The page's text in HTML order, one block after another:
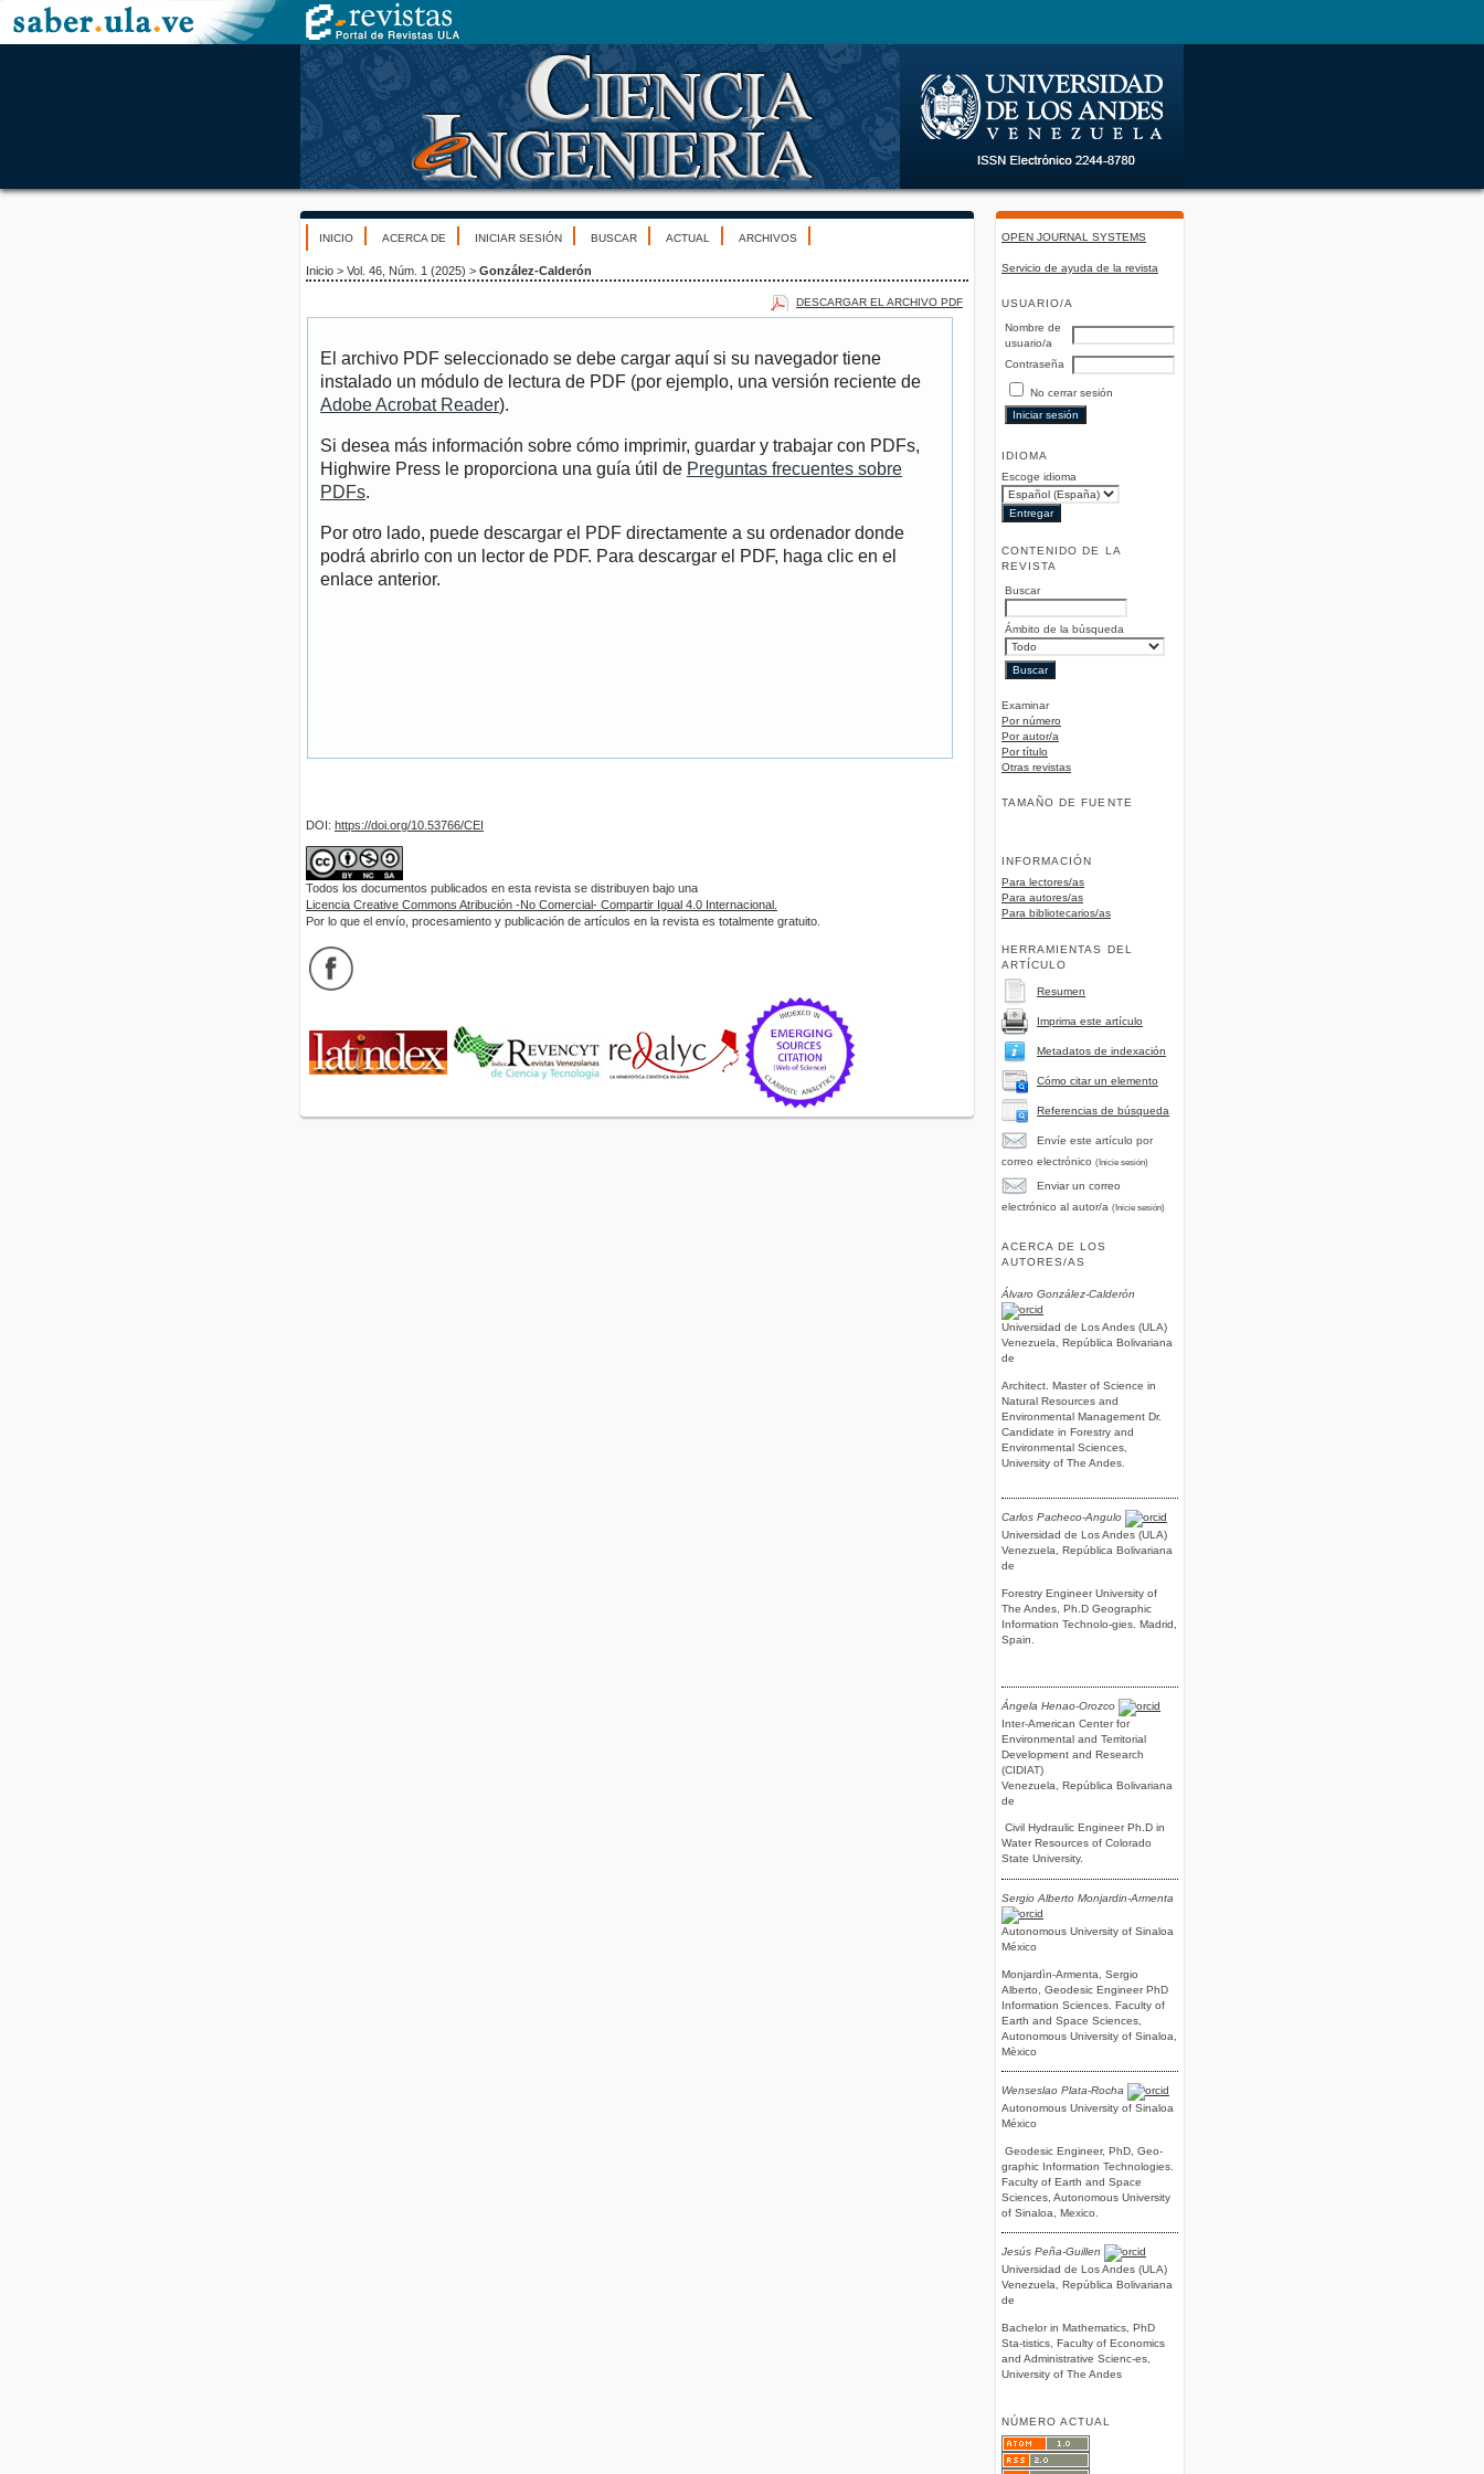
OPEN JOURNAL SYSTEMS
Servicio de ayuda de la revista
USUARIO/A
Nombre de
usuario/a
Contraseña
No cerrar sesión
IDIOMA
Escoge idioma
CONTENIDO DE LA
REVISTA
Buscar
Ámbito de la búsqueda
Examinar
Por número
Por autor/a
Por título
Otras revistas
TAMAÑO DE FUENTE
INFORMACIÓN
Para lectores/as
Para autores/as
Para bibliotecarios/as
HERRAMIENTAS DEL
ARTÍCULO
Resumen
Imprima este artículo
Metadatos de indexación
Cómo citar un elemento
Referencias de búsqueda
Envíe este artículo por
correo electrónico (Inicie sesión)
Enviar un correo
electrónico al autor/a (Inicie sesión)
ACERCA DE LOS
AUTORES/AS
Álvaro González-Calderón
Universidad de Los Andes (ULA)
Venezuela, República Bolivariana
de
Architect. Master of Science in
Natural Resources and
Environmental Management Dr.
Candidate in Forestry and
Environmental Sciences,
University of The Andes.
Carlos Pacheco-Angulo
Universidad de Los Andes (ULA)
Venezuela, República Bolivariana
de
Forestry Engineer University of
The Andes, Ph.D Geographic
Information Technolo-gies. Madrid,
Spain.
Ángela Henao-Orozco
Inter-American Center for
Environmental and Territorial
Development and Research
(CIDIAT)
Venezuela, República Bolivariana
de
Civil Hydraulic Engineer Ph.D in
Water Resources of Colorado
State University.
Sergio Alberto Monjardin-Armenta
Autonomous University of Sinaloa
México
Monjardìn-Armenta, Sergio
Alberto, Geodesic Engineer PhD
Information Sciences. Faculty of
Earth and Space Sciences,
Autonomous University of Sinaloa,
Mèxico
Wenseslao Plata-Rocha
Autonomous University of Sinaloa
México
Geodesic Engineer, PhD, Geo-
graphic Information Technologies.
Faculty of Earth and Space
Sciences, Autonomous University
of Sinaloa, Mexico.
Jesús Peña-Guillen
Universidad de Los Andes (ULA)
Venezuela, República Bolivariana
de
Bachelor in Mathematics, PhD
Sta-tistics, Faculty of Economics
and Administrative Scienc-es,
University of The Andes
NÚMERO ACTUAL
INICIO ACERCA DE INICIAR SESIÓN BUSCAR ACTUAL ARCHIVOS
Inicio > Vol. 46, Núm. 1 (2025) > González-Calderón
DESCARGAR EL ARCHIVO PDF
El archivo PDF seleccionado se debe cargar aquí si su navegador tiene
instalado un módulo de lectura de PDF (por ejemplo, una versión reciente de
Adobe Acrobat Reader).
Si desea más información sobre cómo imprimir, guardar y trabajar con PDFs,
Highwire Press le proporciona una guía útil de Preguntas frecuentes sobre
PDFs.
Por otro lado, puede descargar el PDF directamente a su ordenador donde
podrá abrirlo con un lector de PDF. Para descargar el PDF, haga clic en el
enlace anterior.
DOI: https://doi.org/10.53766/CEI
Todos los documentos publicados en esta revista se distribuyen bajo una
Licencia Creative Commons Atribución -No Comercial- Compartir Igual 4.0 Internacional.
Por lo que el envío, procesamiento y publicación de artículos en la revista es totalmente gratuito.